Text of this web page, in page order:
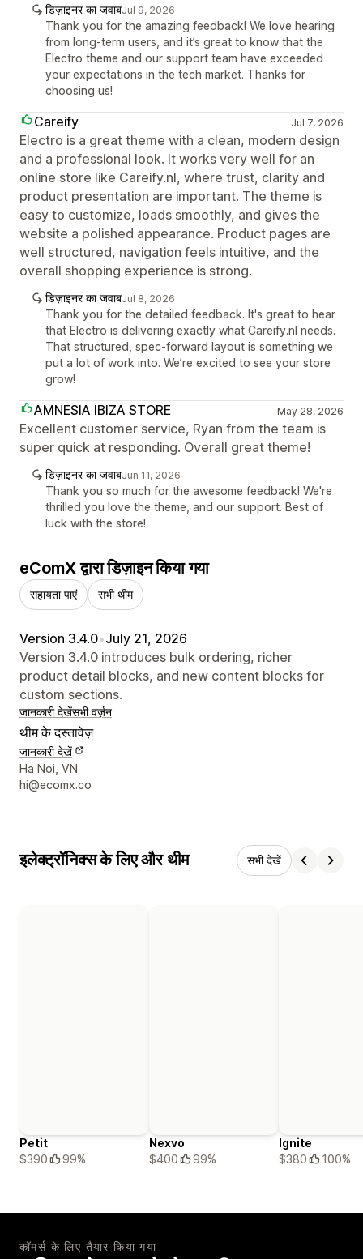
डिज़ाइनर का जवाबJul 9, 2026
Thank you for the amazing feedback! We love hearing
from long-term users, and it’s great to know that the
Electro theme and our support team have exceeded
your expectations in the tech market. Thanks for
choosing us!
Careify Jul 7, 2026
Electro is a great theme with a clean, modern design
and a professional look. It works very well for an
online store like Careify.nl, where trust, clarity and
product presentation are important. The theme is
easy to customize, loads smoothly, and gives the
website a polished appearance. Product pages are
well structured, navigation feels intuitive, and the
overall shopping experience is strong.
डिज़ाइनर का जवाबJul 8, 2026
Thank you for the detailed feedback. It's great to hear
that Electro is delivering exactly what Careify.nl needs.
That structured, spec-forward layout is something we
put a lot of work into. We’re excited to see your store
grow!
AMNESIA IBIZA STORE May 28, 2026
Excellent customer service, Ryan from the team is
super quick at responding. Overall great theme!
डिज़ाइनर का जवाबJun 11, 2026
Thank you so much for the awesome feedback! We're
thrilled you love the theme, and our support. Best of
luck with the store!
eComX द्वारा डिज़ाइन किया गया
सहायता पाएं सभी थीम
Version 3.4.0•July 21, 2026
Version 3.4.0 introduces bulk ordering, richer
product detail blocks, and new content blocks for
custom sections.
जानकारी देखेंसभी वर्ज़न
थीम के दस्तावेज़
जानकारी देखें
डिज़ाइनर के संपर्क की जानकारी
Ha Noi, VN
hi@ecomx.co
इलेक्ट्रॉनिक्स के लिए और थीम सभी देखें
Petit
$390
99%
Nexvo
$400
99%
Ignite
$380
100%
कॉमर्स के लिए तैयार किया गया